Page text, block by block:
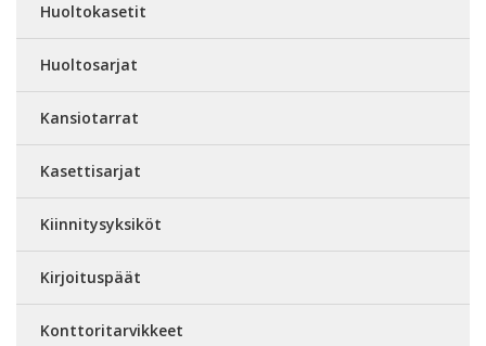
Huoltokasetit
Huoltosarjat
Kansiotarrat
Kasettisarjat
Kiinnitysyksiköt
Kirjoituspäät
Konttoritarvikkeet